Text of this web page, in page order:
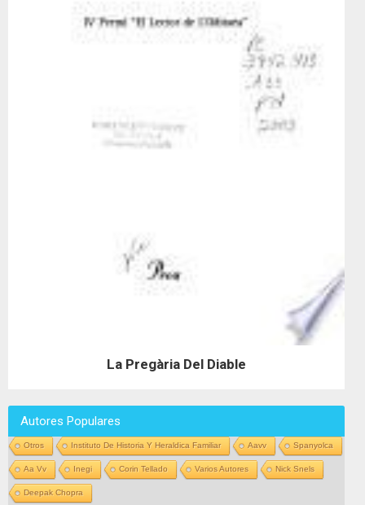
La Pregària Del Diable
Autores Populares
Otros Instituto De Historia Y Heraldica Familiar Aavv Spanyolca
Aa Vv Inegi Corin Tellado Varios Autores Nick Snels
Deepak Chopra